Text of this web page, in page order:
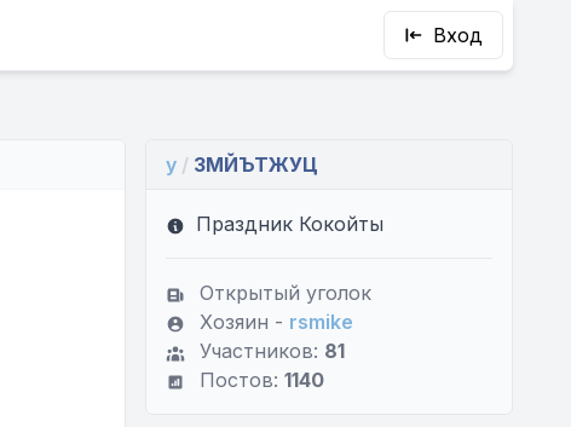
Вход
y / ЗМЙЪТЖУЦ
Праздник Кокойты
Открытый уголок
Хозяин - rsmike
Участников: 81
Постов: 1140